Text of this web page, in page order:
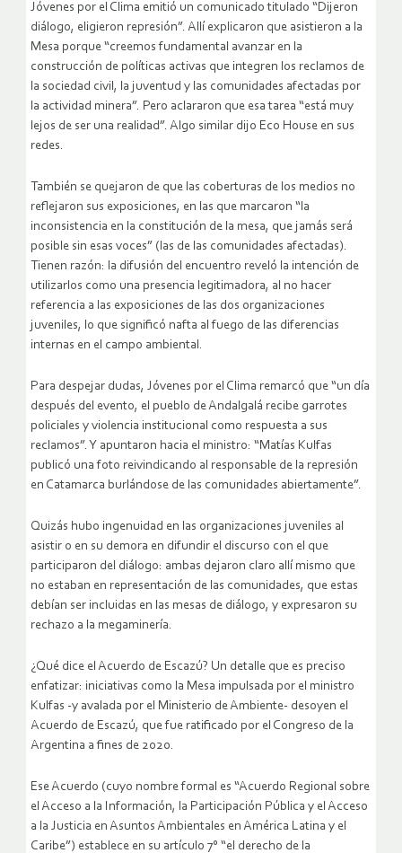
Jóvenes por el Clima emitió un comunicado titulado “Dijeron
diálogo, eligieron represión”. Allí explicaron que asistieron a la
Mesa porque “creemos fundamental avanzar en la
construcción de políticas activas que integren los reclamos de
la sociedad civil, la juventud y las comunidades afectadas por
la actividad minera”. Pero aclararon que esa tarea “está muy
lejos de ser una realidad”. Algo similar dijo Eco House en sus
redes.
También se quejaron de que las coberturas de los medios no
reflejaron sus exposiciones, en las que marcaron “la
inconsistencia en la constitución de la mesa, que jamás será
posible sin esas voces” (las de las comunidades afectadas).
Tienen razón: la difusión del encuentro reveló la intención de
utilizarlos como una presencia legitimadora, al no hacer
referencia a las exposiciones de las dos organizaciones
juveniles, lo que significó nafta al fuego de las diferencias
internas en el campo ambiental.
Para despejar dudas, Jóvenes por el Clima remarcó que “un día
después del evento, el pueblo de Andalgalá recibe garrotes
policiales y violencia institucional como respuesta a sus
reclamos”. Y apuntaron hacia el ministro: “Matías Kulfas
publicó una foto reivindicando al responsable de la represión
en Catamarca burlándose de las comunidades abiertamente”.
Quizás hubo ingenuidad en las organizaciones juveniles al
asistir o en su demora en difundir el discurso con el que
participaron del diálogo: ambas dejaron claro allí mismo que
no estaban en representación de las comunidades, que estas
debían ser incluidas en las mesas de diálogo, y expresaron su
rechazo a la megaminería.
¿Qué dice el Acuerdo de Escazú? Un detalle que es preciso
enfatizar: iniciativas como la Mesa impulsada por el ministro
Kulfas -y avalada por el Ministerio de Ambiente- desoyen el
Acuerdo de Escazú, que fue ratificado por el Congreso de la
Argentina a fines de 2020.
Ese Acuerdo (cuyo nombre formal es “Acuerdo Regional sobre
el Acceso a la Información, la Participación Pública y el Acceso
a la Justicia en Asuntos Ambientales en América Latina y el
Caribe”) establece en su artículo 7° “el derecho de la